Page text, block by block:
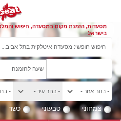
מסעדות, הזמנת מקום במסעדה, חיפוש
בישראל
צמחוני טבעוני כשר